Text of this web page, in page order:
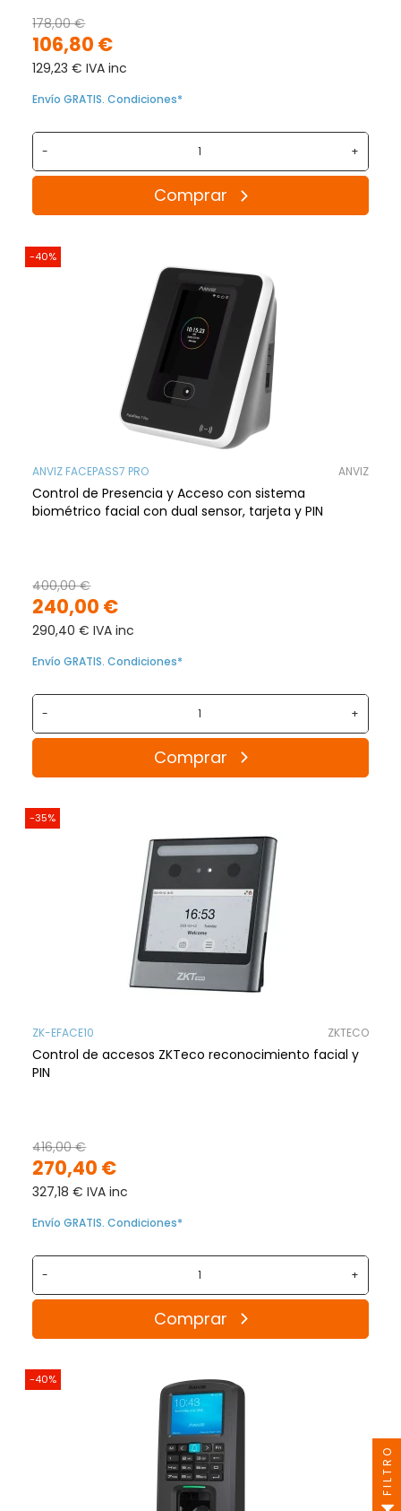
106,80 €
178,00 €
129,23 € IVA inc
Envío GRATIS. Condiciones*
- +
Comprar
-40%
ANVIZ FACEPASS7 PRO ANVIZ
Control de Presencia y Acceso con sistema
biométrico facial con dual sensor, tarjeta y PIN
240,00 €
400,00 €
290,40 € IVA inc
Envío GRATIS. Condiciones*
- +
Comprar
-35%
ZK-EFACE10 ZKTECO
Control de accesos ZKTeco reconocimiento facial y
PIN
270,40 €
416,00 €
327,18 € IVA inc
Envío GRATIS. Condiciones*
- +
Comprar
-40%
FILTRO